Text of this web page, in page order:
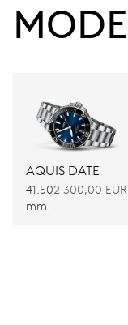
AQUIS DATE
41.50
mm
2 300,00 EUR